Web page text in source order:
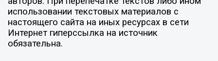
использовании текстовых материалов с
настоящего сайта на иных ресурсах в сети
Интернет гиперссылка на источник
обязательна.